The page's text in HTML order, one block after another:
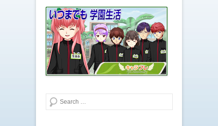
ウ
ィ
ン
ド
ウ
で
開
き
ま
す
て
く
だ
さ
い
(
新
し
い
ウ
ィ
ン
ド
開
す
検索する